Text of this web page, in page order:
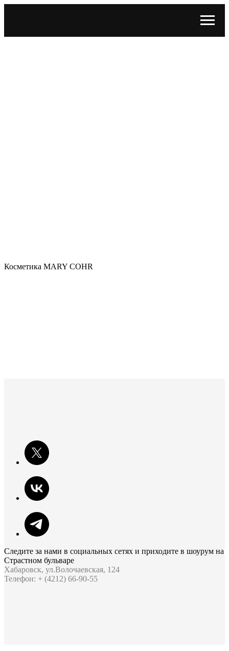
Косметика MARY COHR
Следите за нами в социальных сетях и приходите в шоурум на
Страстном бульваре
Хабаровск, ул.Волочаевская, 124
Телефон: + (4212) 66-90-55